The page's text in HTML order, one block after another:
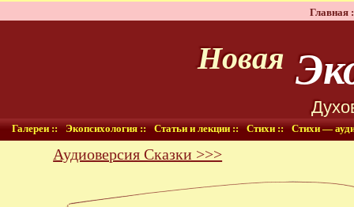
Главная
Новая
Галереи :: Экопсихология :: Статьи и лекции :: Стихи :: Стихи —
Аудиоверсия Сказки >>>